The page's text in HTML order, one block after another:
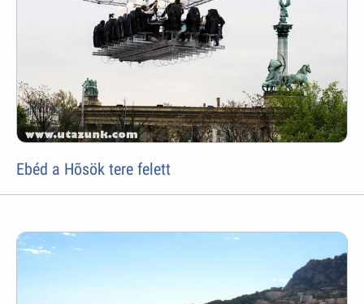
Ebéd a Hõsök tere felett